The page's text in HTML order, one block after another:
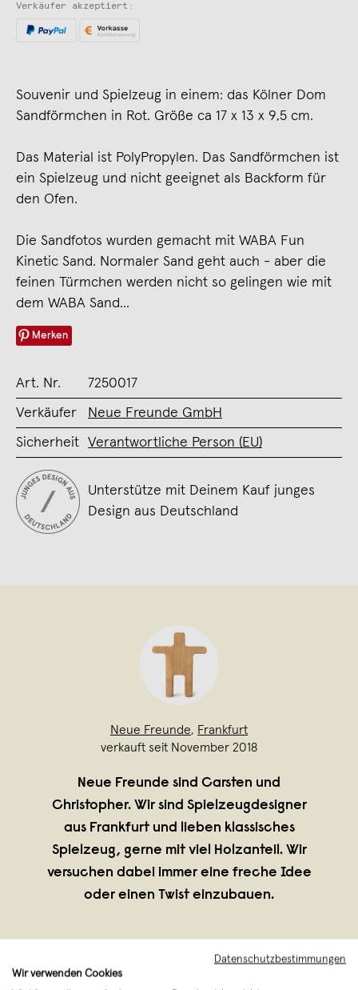
Verkäufer akzeptiert:
Souvenir und Spielzeug in einem: das Kölner Dom
Sandförmchen in Rot. Größe ca 17 x 13 x 9,5 cm.
Das Material ist PolyPropylen. Das Sandförmchen ist
ein Spielzeug und nicht geeignet als Backform für
den Ofen.
Die Sandfotos wurden gemacht mit WABA Fun
Kinetic Sand. Normaler Sand geht auch - aber die
feinen Türmchen werden nicht so gelingen wie mit
dem WABA Sand...
Merken
Art. Nr. 7250017
Verkäufer Neue Freunde GmbH
Sicherheit Verantwortliche Person (EU)
Unterstütze mit Deinem Kauf junges
Design aus Deutschland
Neue Freunde, Frankfurt
verkauft seit November 2018
Neue Freunde sind Carsten und
Christopher. Wir sind Spielzeugdesigner
aus Frankfurt und lieben klassisches
Spielzeug, gerne mit viel Holzanteil. Wir
versuchen dabei immer eine freche Idee
oder einen Twist einzubauen.
Datenschutzbestimmungen
Wir verwenden Cookies